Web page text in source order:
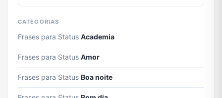
CATEGORIAS
Frases para Status Academia
Frases para Status Amor
Frases para Status Boa noite